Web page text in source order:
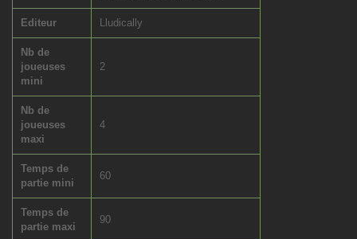
Editeur Lludically
Nb de
joueuses
mini
2
Nb de
joueuses
maxi
4
Temps de
partie mini
60
Temps de
partie maxi
90